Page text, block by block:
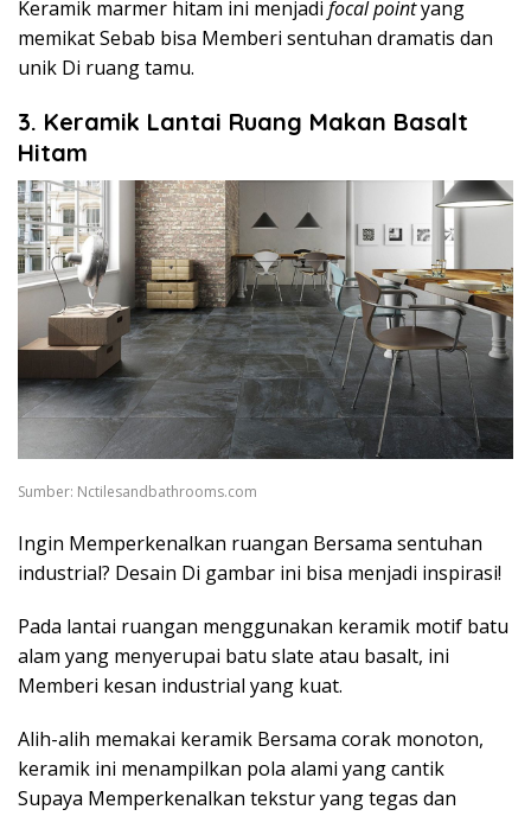
Keramik marmer hitam ini menjadi focal pointyang
memikat Sebab bisa Memberi sentuhan dramatis dan
unik Di ruang tamu.
3. Keramik Lantai Ruang Makan Basalt
Hitam
Sumber: Nctilesandbathrooms.com
Ingin Memperkenalkan ruangan Bersama sentuhan
industrial? Desain Di gambar ini bisa menjadi inspirasi!
Pada lantai ruangan menggunakan keramik motif batu
alam yang menyerupai batu slate atau basalt, ini
Memberi kesan industrial yang kuat.
Alih-alih memakai keramik Bersama corak monoton,
keramik ini menampilkan pola alami yang cantik
Supaya Memperkenalkan tekstur yang tegas dan